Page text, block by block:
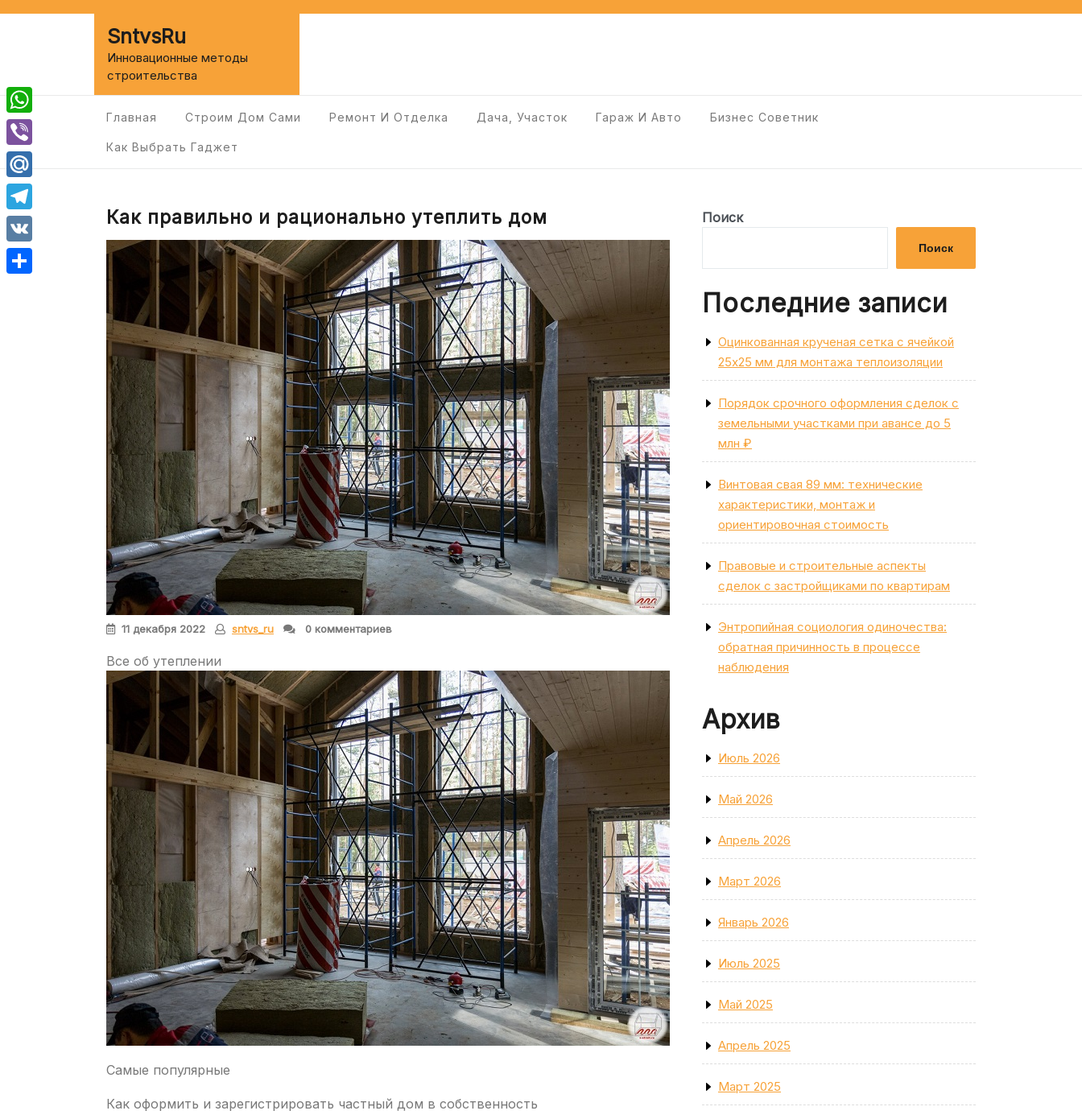
SntvsRu
Инновационные методы
строительства
Главная Строим Дом Сами Ремонт И Отделка Дача, Участок Гараж И Авто Бизнес Советник
Как Выбрать Гаджет
Как правильно и рационально утеплить дом
11 декабря 2022 sntvs_ru 0 комментариев
Все об утеплении
Самые популярные
Как оформить и зарегистрировать частный дом в собственность
Поиск
Поиск
Последние записи
Оцинкованная крученая сетка с ячейкой
25х25 мм для монтажа теплоизоляции
Порядок срочного оформления сделок с
земельными участками при авансе до 5
млн ₽
Винтовая свая 89 мм: технические
характеристики, монтаж и
ориентировочная стоимость
Правовые и строительные аспекты
сделок с застройщиками по квартирам
Энтропийная социология одиночества:
обратная причинность в процессе
наблюдения
Архив
Июль 2026
Май 2026
Апрель 2026
Март 2026
Январь 2026
Июль 2025
Май 2025
Апрель 2025
Март 2025
WhatsApp
Viber
Mail.Ru
Telegram
VK